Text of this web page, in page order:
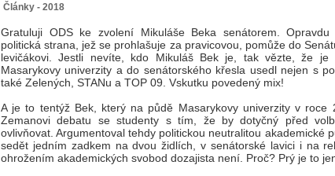
Články - 2018
Gratuluji ODS ke zvolení Mikuláše Beka senátorem.
politická strana, jež se prohlašuje za pravicovou, pomůže do
levičákovi. Jestli nevíte, kdo Mikuláš Bek je, tak vězte, že je
Masarykovy univerzity a do senátorského křesla usedl nejen s
také Zelených, STANu a TOP 09. Vskutku povedený mix!
A je to tentýž Bek, který na půdě Masarykovy univerzity v roce
Zemanovi debatu se studenty s tím, že by dotyčný před
ovlivňovat. Argumentoval tehdy politickou neutralitou akademické
sedět jedním zadkem na dvou židlích, v senátorské lavici i na
ohrožením akademických svobod dozajista není. Proč? Prý je to